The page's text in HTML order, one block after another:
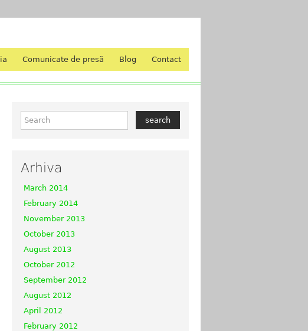
Comunicate de presă Blog Contact
Arhiva
March 2014
February 2014
November 2013
October 2013
August 2013
October 2012
September 2012
August 2012
April 2012
February 2012